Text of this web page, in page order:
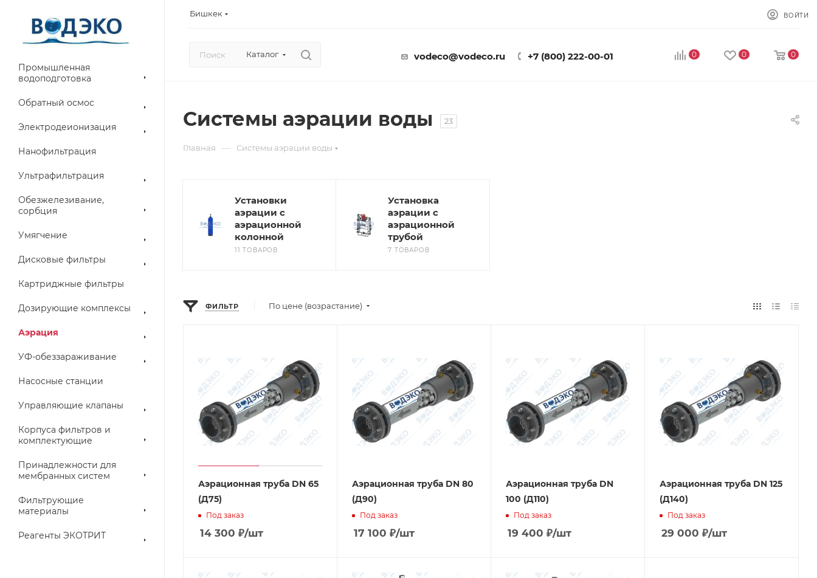
Бишкек ВОЙТИ
Каталог vodeco@vodeco.ru +7 (800) 222-00-01 0 0 0
Промышленная
водоподготовка
Обратный осмос
Электродеионизация
Нанофильтрация
Ультрафильтрация
Обезжелезивание,
сорбция
Умягчение
Дисковые фильтры
Картриджные фильтры
Дозирующие комплексы
Аэрация
УФ-обеззараживание
Насосные станции
Управляющие клапаны
Корпуса фильтров и
комплектующие
Принадлежности для
мембранных систем
Фильтрующие
материалы
Реагенты ЭКОТРИТ
Системы аэрации воды 23
Главная — Системы аэрации воды
Установки
аэрации с
аэрационной
колонной
11 ТОВАРОВ
Установка
аэрации с
аэрационной
трубой
7 ТОВАРОВ
ФИЛЬТР По цене (возрастание)
Аэрационная труба DN 65
(Д75)
Под заказ
14 300 ₽/шт
Аэрационная труба DN 80
(Д90)
Под заказ
17 100 ₽/шт
Аэрационная труба DN
100 (Д110)
Под заказ
19 400 ₽/шт
Аэрационная труба DN 125
(Д140)
Под заказ
29 000 ₽/шт